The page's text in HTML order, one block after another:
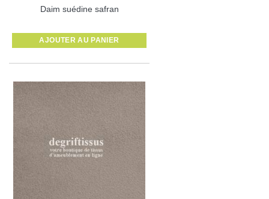
Daim suédine safran
AJOUTER AU PANIER